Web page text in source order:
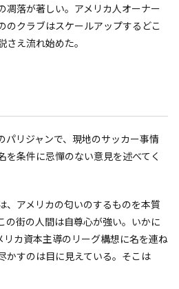
凋落が著しい。アメリカ人オーナー
のクラブはスケールアップするどこ
え流れ始めた。
パリジャンで、現地のサッカー事情
を条件に忌憚のない意見を述べてく
、アメリカの匂いのするものを本質
の街の人間は自尊心が強い。いかに
リカ資本主導のリーグ構想に名を連ね
かすのは目に見えている。そこは